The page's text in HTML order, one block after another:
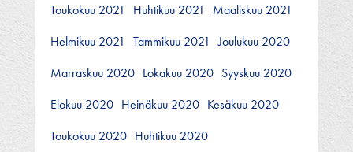
Toukokuu 2021
Huhtikuu 2021
Maaliskuu 2021
Helmikuu 2021
Tammikuu 2021
Joulukuu 2020
Marraskuu 2020 Lokakuu 2020 Syyskuu 2020
Elokuu 2020 Heinäkuu 2020 Kesäkuu 2020
Toukokuu 2020 Huhtikuu 2020